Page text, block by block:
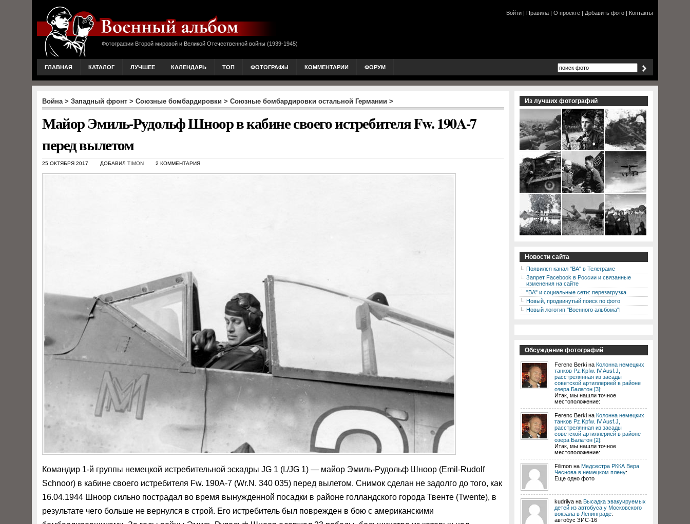
Фотографии Второй мировой и Великой Отечественной войны (1939-1945)
Войти | Правила | О проекте | Добавить фото | Контакты
ГЛАВНАЯ КАТАЛОГ ЛУЧШЕЕ КАЛЕНДАРЬ ТОП ФОТОГРАФЫ КОММЕНТАРИИ ФОРУМ
Война> Западный фронт > Союзные бомбардировки > Союзные бомбардировки остальной Германии >
Майор Эмиль-Рудольф Шноор в кабине своего истребителя Fw. 190A-7
перед вылетом
25 ОКТЯБРЯ 2017 ДОБАВИЛ TIMON 2 КОММЕНТАРИЯ
Командир 1-й группы немецкой истребительной эскадры JG 1 (I./JG 1) — майор Эмиль-Рудольф Шноор (Emil-Rudolf
Schnoor) в кабине своего истребителя Fw. 190A-7 (Wr.N. 340 035) перед вылетом. Снимок сделан не задолго до того, как
16.04.1944 Шноор сильно пострадал во время вынужденной посадки в районе голландского города Твенте (Twente), в
результате чего больше не вернулся в строй. Его истребитель был поврежден в бою с американскими
Из лучших фотографий
Новости сайта
Появился канал "ВА" в Телеграме
Запрет Facebook в России и связанные
изменения на сайте
"ВА" и социальные сети: перезагрузка
Новый, продвинутый поиск по фото
Новый логотип "Военного альбома"!
Обсуждение фотографий
Ferenc Berki на Колонна немецких
танков Pz.Kpfw. IV Ausf.J,
расстрелянная из засады
советской артиллерией в районе
озера Балатон [3]:
Итак, мы нашли точное
местоположение:
Ferenc Berki на Колонна немецких
танков Pz.Kpfw. IV Ausf.J,
расстрелянная из засады
советской артиллерией в районе
озера Балатон [2]:
Итак, мы нашли точное
местоположение:
Filimon на Медсестра РККА Вера
Чеснова в немецком плену:
Еще одно фото
kudrilya на Высадка эвакуируемых
детей из автобуса у Московского
вокзала в Ленинграде:
автобус ЗИС-16